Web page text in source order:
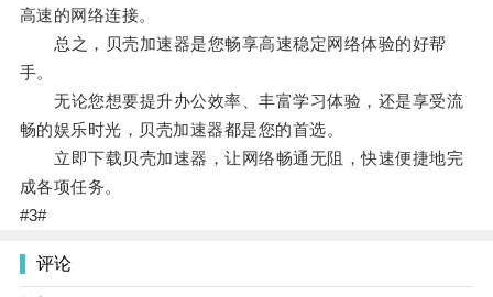
高速的网络连接。
总之，贝壳加速器是您畅享高速稳定网络体验的好帮
手。
无论您想要提升办公效率、丰富学习体验，还是享受流
畅的娱乐时光，贝壳加速器都是您的首选。
立即下载贝壳加速器，让网络畅通无阻，快速便捷地完
成各项任务。
#3#
评论